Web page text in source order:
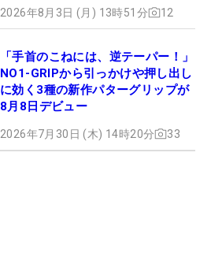
2026年8月3日 (月) 13時51分 12
「手首のこねには、逆テーパー！」
NO1-GRIPから引っかけや押し出し
に効く3種の新作パターグリップが
8月8日デビュー
2026年7月30日 (木) 14時20分 33